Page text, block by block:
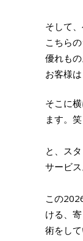
そして、
こちら
優れもの
お客様は
そこに
ます。笑
と、ス
サービス
この
ける、
術をして